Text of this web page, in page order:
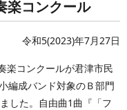
コンクール
令和5(2023)年7月27日
楽コンクールが君津市民
編成バンド対象のＢ部門
した。自由曲1曲『「フ